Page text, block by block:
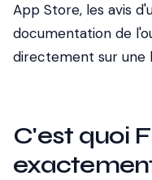
App Store, les avis
documentation de
directement sur une
C'est quoi